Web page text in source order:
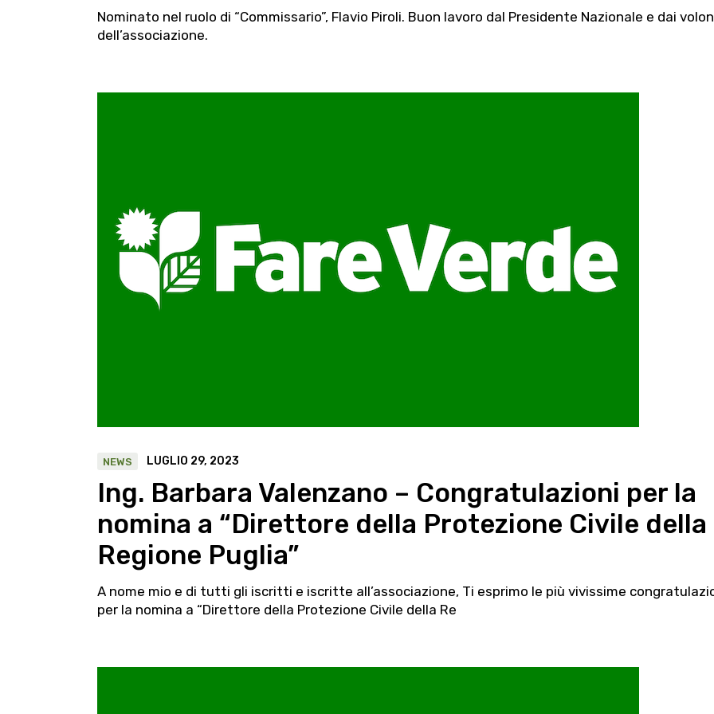
Nominato nel ruolo di “Commissario”, Flavio Piroli. Buon lavoro dal Presidente Nazionale e dai
dell’associazione.
NEWS LUGLIO 29, 2023
Ing. Barbara Valenzano – Congratulazioni per la
nomina a “Direttore della Protezione Civile della
Regione Puglia”
A nome mio e di tutti gli iscritti e iscritte all’associazione, Ti esprimo le più vivissime
per la nomina a “Direttore della Protezione Civile della Re